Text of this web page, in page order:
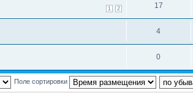
1 2 17
4
0
Поле сортировки